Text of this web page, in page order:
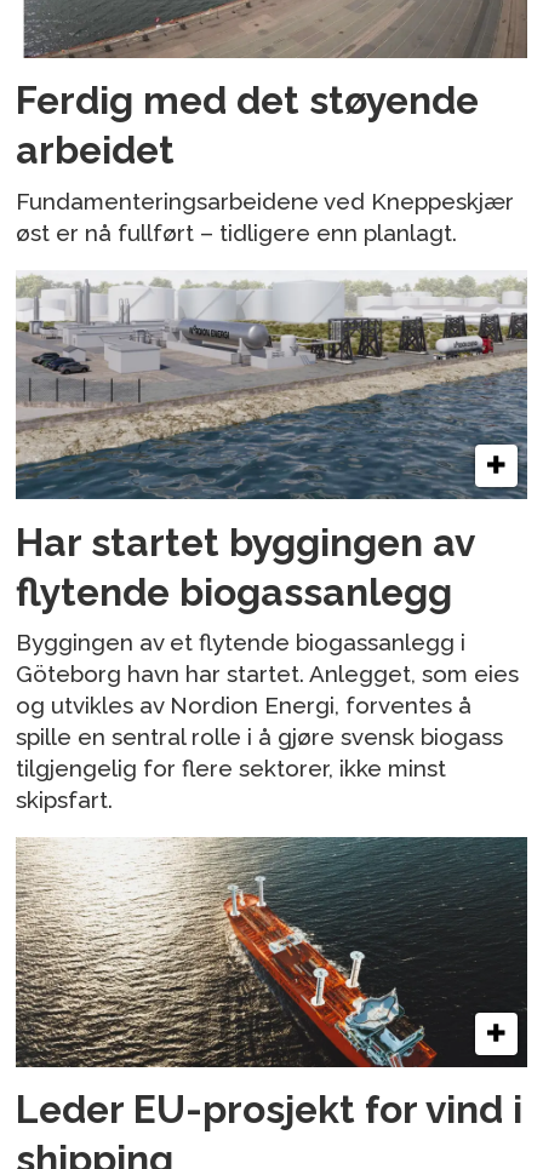
Ferdig med det støyende
arbeidet
Fundamenteringsarbeidene ved Kneppeskjær
øst er nå fullført – tidligere enn planlagt.
Har startet byggingen av
flytende biogassanlegg
Byggingen av et flytende biogassanlegg i
Göteborg havn har startet. Anlegget, som eies
og utvikles av Nordion Energi, forventes å
spille en sentral rolle i å gjøre svensk biogass
tilgjengelig for flere sektorer, ikke minst
skipsfart.
Leder EU-prosjekt for vind i
shipping